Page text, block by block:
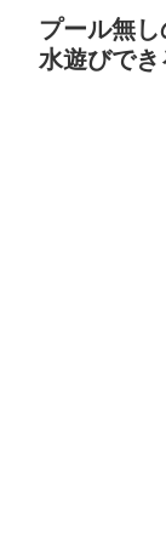
プール無
水遊びで